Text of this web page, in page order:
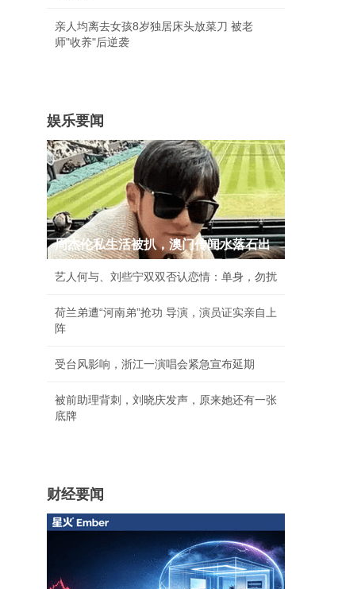
亲人均离去女孩8岁独居床头放菜刀 被老
师"收养"后逆袭
娱乐要闻
周杰伦私生活被扒，澳门传闻水落石出
艺人何与、刘些宁双双否认恋情：单身，勿扰
荷兰弟遭“河南弟”抢功 导演，演员证实亲自上
阵
受台风影响，浙江一演唱会紧急宣布延期
被前助理背刺，刘晓庆发声，原来她还有一张
底牌
财经要闻